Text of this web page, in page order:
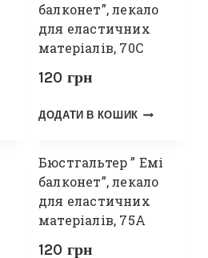
балконет”, лекало
для еластичних
матеріалів, 70С
120 грн
ДОДАТИ В КОШИК
Бюстгальтер ” Емі
балконет”, лекало
для еластичних
матеріалів, 75А
120 грн